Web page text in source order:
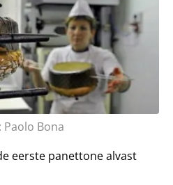
Paolo Bona
eerste panettone alvast